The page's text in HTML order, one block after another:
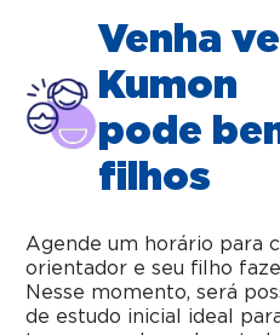
Venha
Kumon
pode
filhos
Agende um horário para
orientador e seu filho
Nesse momento, será
de estudo inicial ideal